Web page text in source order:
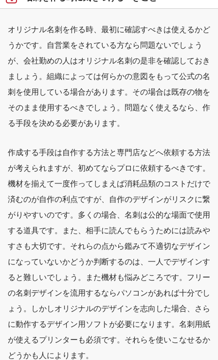
オリジナル名刺を作る時、最初に確認すべきは使えるかど
うかです。自営業をされている方なら問題ないでしょう
が、会社勤めの人はオリジナル名刺の是非を確認しておき
ましょう。組織によっては何らかの意図をもって公式の名
刺を使用している場合があります。その場合は既存の物を
そのまま使用するべきでしょう。問題なく使えるなら、作
る手段を決める必要があります。
作成する手段は自作する方法と専門店などへ依頼する方法
が考えられますが、初めてならプロに依頼するべきです。
機材を揃えて一度作ってしまえば消耗品類のコストだけで
済むのが自作の利点ですが、自作のデザインがリスクに繋
がりやすいのです。多くの場合、名刺は公的な場面で使用
する道具です。また、相手に読んでもらうためには読みや
すさも大切です。それらの点から鑑みて不適切なデザイン
になっていないかどうか判断するのは、一人でデザインす
ると難しいでしょう。また機材も悩みどころです。フリー
の名刺デザインを流用するならパソコンがあれば十分でし
ょう。しかしオリジナルのデザインを志向した場合、さら
に動作するデザイン用ソフトが必要になります。名刺用紙
が使えるプリンターも必須です。それらを使いこなせるか
どうかも人によります。